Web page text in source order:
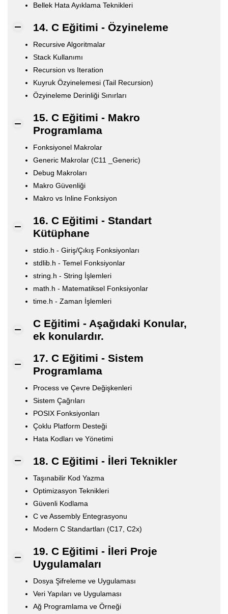
Bellek Hata Ayıklama Teknikleri
14. C Eğitimi - Özyineleme
Recursive Algoritmalar
Stack Kullanımı
Recursion vs Iteration
Kuyruk Özyinelemesi (Tail Recursion)
Özyineleme Derinliği Sınırları
15. C Eğitimi - Makro
Programlama
Fonksiyonel Makrolar
Generic Makrolar (C11 _Generic)
Debug Makroları
Makro Güvenliği
Makro vs Inline Fonksiyon
16. C Eğitimi - Standart
Kütüphane
stdio.h - Giriş/Çıkış Fonksiyonları
stdlib.h - Temel Fonksiyonlar
string.h - String İşlemleri
math.h - Matematiksel Fonksiyonlar
time.h - Zaman İşlemleri
C Eğitimi - Aşağıdaki Konular,
ek konulardır.
17. C Eğitimi - Sistem
Programlama
Process ve Çevre Değişkenleri
Sistem Çağrıları
POSIX Fonksiyonları
Çoklu Platform Desteği
Hata Kodları ve Yönetimi
18. C Eğitimi - İleri Teknikler
Taşınabilir Kod Yazma
Optimizasyon Teknikleri
Güvenli Kodlama
C ve Assembly Entegrasyonu
Modern C Standartları (C17, C2x)
19. C Eğitimi - İleri Proje
Uygulamaları
Dosya Şifreleme ve Uygulaması
Veri Yapıları ve Uygulaması
Ağ Programlama ve Örneği